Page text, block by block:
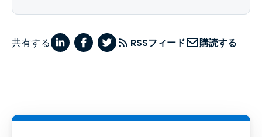
共有する RSSフィード 購読する